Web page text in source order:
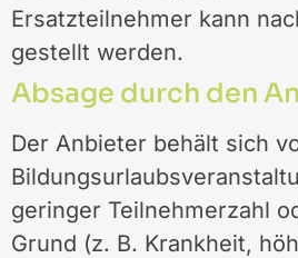
Ersatzteilnehmer kann
gestellt werden.
Absage durch den
Der Anbieter behält sich
geringer Teilnehmerzahl
Grund (z. B. Krankheit,